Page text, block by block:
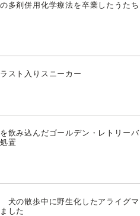
多剤併用化学療法を卒業したうたち
スト入りスニーカー
飲み込んだゴールデン・レトリーバ
置
犬の散歩中に野生化したアライグマ
した